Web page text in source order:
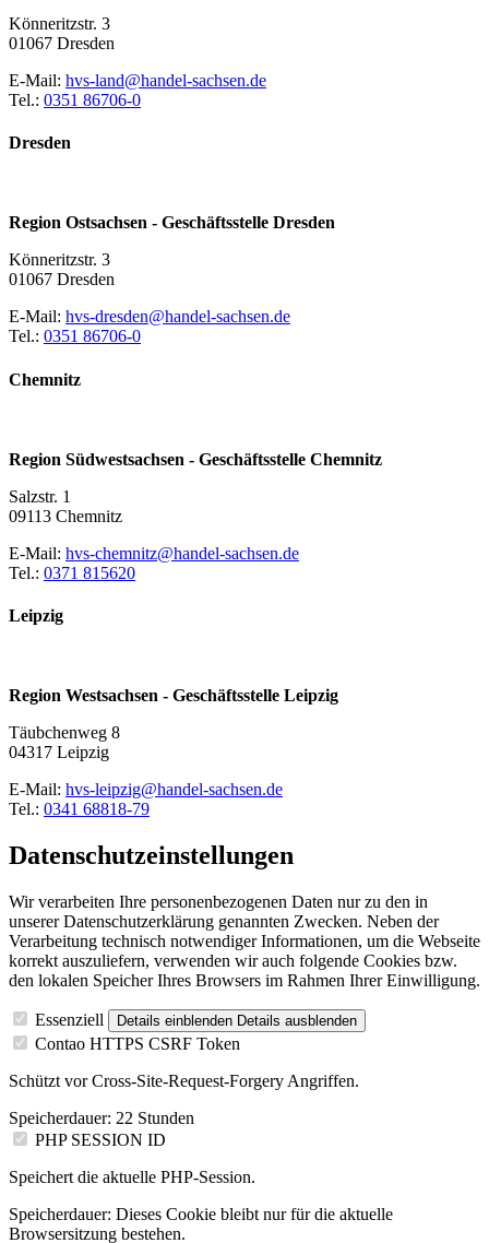
Könneritzstr. 3
01067 Dresden
E-Mail: hvs-land@handel-sachsen.de
Tel.: 0351 86706-0
Dresden
Region Ostsachsen - Geschäftsstelle Dresden
Könneritzstr. 3
01067 Dresden
E-Mail: hvs-dresden@handel-sachsen.de
Tel.: 0351 86706-0
Chemnitz
Region Südwestsachsen - Geschäftsstelle Chemnitz
Salzstr. 1
09113 Chemnitz
E-Mail: hvs-chemnitz@handel-sachsen.de
Tel.: 0371 815620
Leipzig
Region Westsachsen - Geschäftsstelle Leipzig
Täubchenweg 8
04317 Leipzig
E-Mail: hvs-leipzig@handel-sachsen.de
Tel.: 0341 68818-79
Datenschutzeinstellungen
Wir verarbeiten Ihre personenbezogenen Daten nur zu den in
unserer Datenschutzerklärung genannten Zwecken. Neben der
Verarbeitung technisch notwendiger Informationen, um die Webseite
korrekt auszuliefern, verwenden wir auch folgende Cookies bzw.
den lokalen Speicher Ihres Browsers im Rahmen Ihrer Einwilligung.
Essenziell Details einblenden Details ausblenden
Contao HTTPS CSRF Token
Schützt vor Cross-Site-Request-Forgery Angriffen.
Speicherdauer: 22 Stunden
PHP SESSION ID
Speichert die aktuelle PHP-Session.
Speicherdauer: Dieses Cookie bleibt nur für die aktuelle
Browsersitzung bestehen.